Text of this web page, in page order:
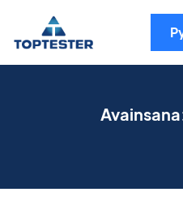
sisältöön